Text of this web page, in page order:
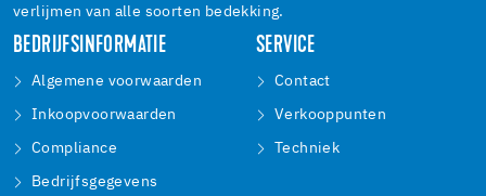
verlijmen van alle soorten bedekking.
BEDRIJFSINFORMATIE
Algemene voorwaarden
Inkoopvoorwaarden
Compliance
Bedrijfsgegevens
SERVICE
Contact
Verkooppunten
Techniek